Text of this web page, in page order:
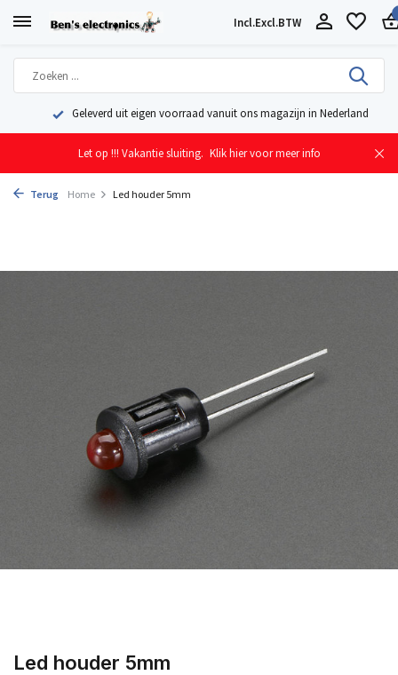
Incl.Excl.BTW
Geleverd uit eigen voorraad vanuit ons magazijn in Nederland
Let op !!! Vakantie sluiting. Klik hier voor meer info
Terug Home Led houder 5mm
Led houder 5mm